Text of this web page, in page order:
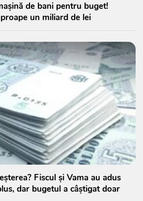
de bani pentru buget!
un miliard de lei
Fiscul și Vama au adus
dar bugetul a câștigat doar